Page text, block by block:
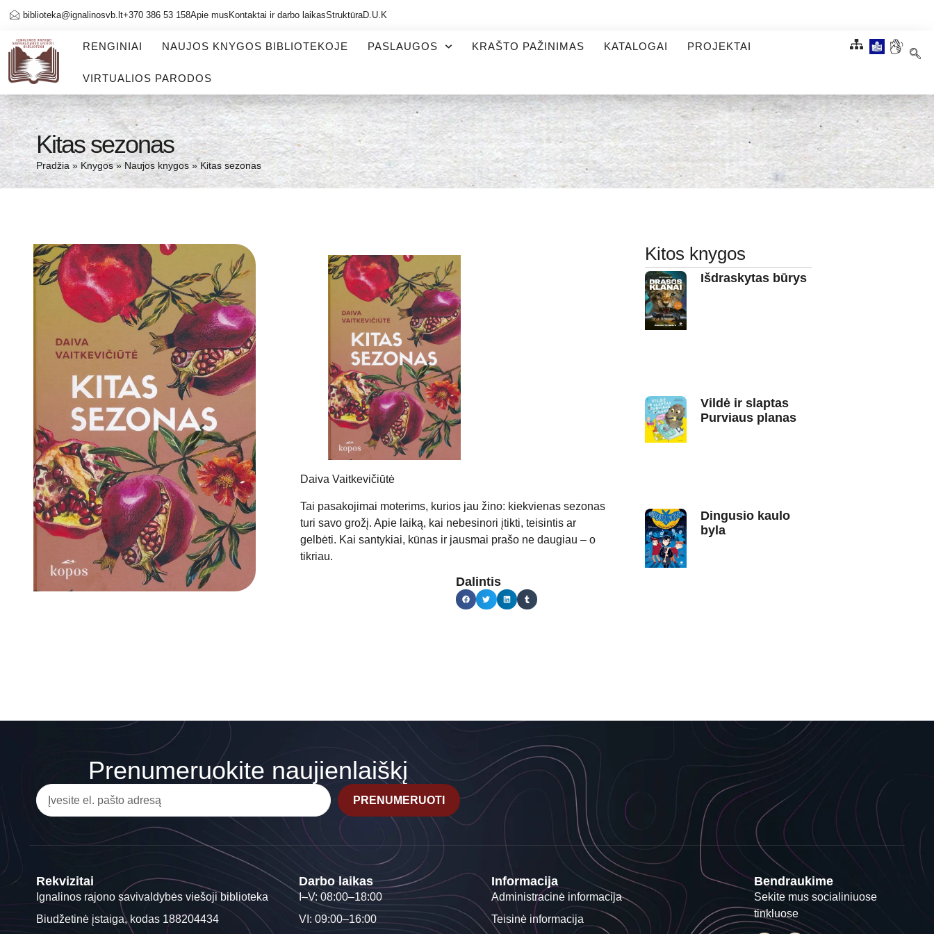
biblioteka@ignalinosvb.lt+370 386 53 158Apie mus Kontaktai ir darbo laikasStruktūraD.U.K
RENGINIAI NAUJOS KNYGOS BIBLIOTEKOJE PASLAUGOS KRAŠTO PAŽINIMAS KATALOGAI PROJEKTAI
VIRTUALIOS PARODOS
Kitas sezonas
Pradžia» Knygos» Naujos knygos » Kitas sezonas
Daiva Vaitkevičiūtė
Tai pasakojimai moterims, kurios jau žino: kiekvienas sezonas
turi savo grožį. Apie laiką, kai nebesinori įtikti, teisintis ar
gelbėti. Kai santykiai, kūnas ir jausmai prašo ne daugiau – o
tikriau.
Dalintis
Kitos knygos
Išdraskytas būrys
Vildė ir slaptas
Purviaus planas
Dingusio kaulo
byla
Prenumeruokite naujienlaiškį
PRENUMERUOTI
Rekvizitai
Ignalinos rajono savivaldybės viešoji biblioteka
Biudžetinė įstaiga, kodas 188204434
Darbo laikas
I–V: 08:00–18:00
VI: 09:00–16:00
Informacija
Administracinė informacija
Teisinė informacija
Bendraukime
Sekite mus socialiniuose
tinkluose